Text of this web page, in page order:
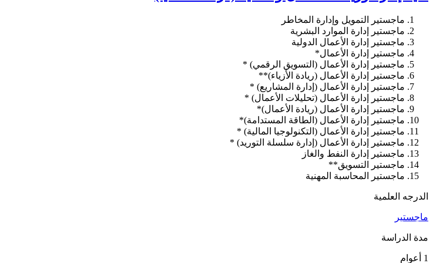
ماجستير التمويل وإدارة المخاطر
ماجستير إدارة الموارد البشرية
ماجستير إدارة الأعمال الدولية
ماجستير إدارة الأعمال*
ماجستير إدارة الأعمال (التسويق الرقمي) *
ماجستير إدارة الأعمال (ريادة الأزياء)**
ماجستير إدارة الأعمال (إدارة المشاريع) *
ماجستير إدارة الأعمال (تحليلات الأعمال) *
ماجستير إدارة الأعمال (ريادة الأعمال)*
ماجستير إدارة الأعمال (الطاقة المستدامة)*
ماجستير إدارة الأعمال (التكنولوجيا المالية) *
ماجستير إدارة الأعمال (إدارة سلسلة التوريد) *
ماجستير إدارة النفط والغاز
ماجستير التسويق**
ماجستير المحاسبة المهنية
الدرجه العلمية
ماجستير
مدة الدراسة
1 أعوام